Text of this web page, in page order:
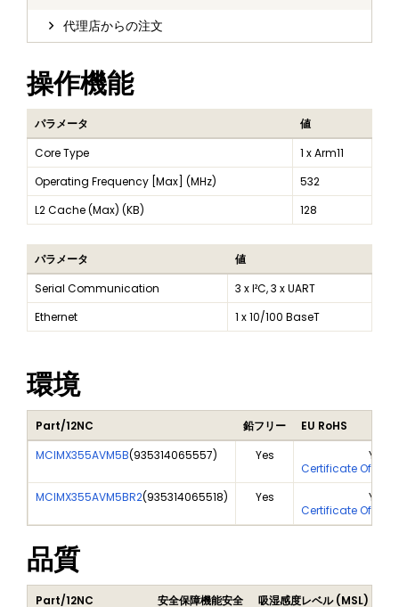
代理店からの注文
操作機能
パラメータ
値
Core Type
1 x Arm11
Operating Frequency [Max] (MHz)
532
L2 Cache (Max) (KB)
128
パラメータ
値
Serial Communication
3 x I²C, 3 x UART
Ethernet
1 x 10/100 BaseT
環境
Part/12NC 鉛フリー
EU RoHS
MCIMX355AVM5B(935314065557) Yes
Yes
Certificate Of
MCIMX355AVM5BR2(935314065518) Yes
Yes
Certificate Of
品質
Part/12NC 安全保障機能安全 吸湿感度レベル (MSL)